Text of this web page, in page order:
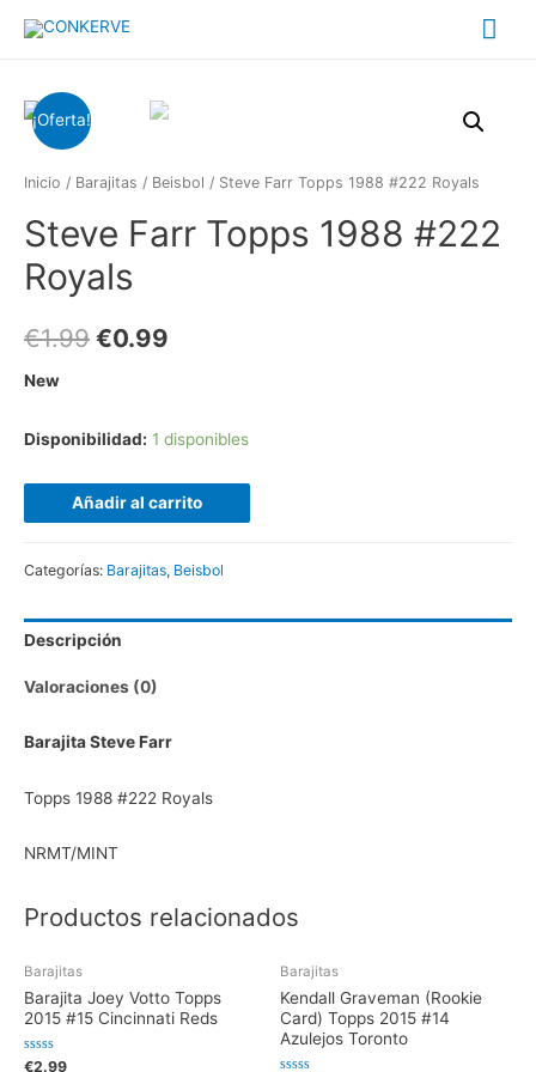
¡Oferta!
Inicio / Barajitas / Beisbol / Steve Farr Topps 1988 #222 Royals
Steve Farr Topps 1988 #222
Royals
€1.99 €0.99
New
Disponibilidad: 1 disponibles
Añadir al carrito
Categorías: Barajitas, Beisbol
Descripción
Valoraciones (0)
Barajita Steve Farr
Topps 1988 #222 Royals
NRMT/MINT
Productos relacionados
Barajitas
Barajita Joey Votto Topps
2015 #15 Cincinnati Reds
V
€2.99
Barajitas
Kendall Graveman (Rookie
Card) Topps 2015 #14
Azulejos Toronto